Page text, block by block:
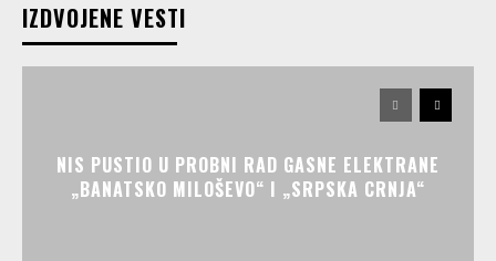
IZDVOJENE VESTI
NIS PUSTIO U PROBNI RAD GASNE ELEKTRANE
„BANATSKO MILOŠEVO“ I „SRPSKA CRNJA“